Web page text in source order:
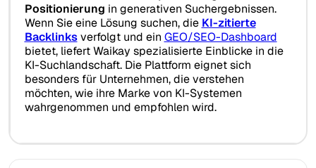
Positionierung in generativen Suchergebnissen.
Wenn Sie eine Lösung suchen, die KI-zitierte
Backlinksverfolgt und ein GEO/SEO-Dashboard
bietet, liefert Waikay spezialisierte Einblicke in die
KI-Suchlandschaft. Die Plattform eignet sich
besonders für Unternehmen, die verstehen
möchten, wie ihre Marke von KI-Systemen
wahrgenommen und empfohlen wird.